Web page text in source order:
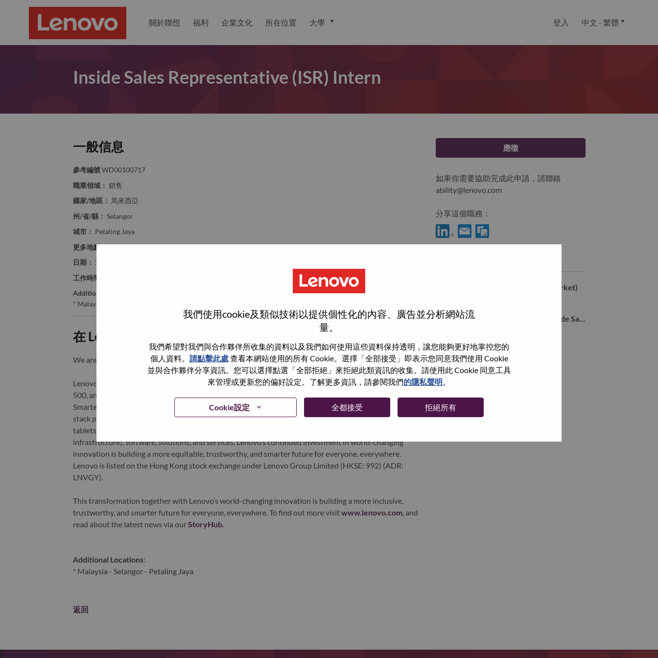
我們使用cookie及類似技術以提供個性化的內容、廣告並分析網站流
量。
我們希望對我們與合作夥伴所收集的資料以及我們如何使用這些資料保持透明，讓您能夠更好地掌控您的
個人資料。 請點擊此處查看本網站使用的所有 Cookie。選擇「全部接受」即表示您同意我們使用 Cookie
並與合作夥伴分享資訊。您可以選擇點選「全部拒絕」來拒絕此類資訊的收集。請使用此 Cookie 同意工具
來管理或更新您的偏好設定。了解更多資訊，請參閱我們的隱私聲明。
Cookie設定 全都接受 拒絕所有
關於聯想 福利 企業文化 所在位置 大學 登入 中文 - 繁體
Inside Sales Representative (ISR) Intern
一般信息
參考編號 WD00100717
職業領域： 銷售
國家/地區： 馬來西亞
州/省/縣： Selangor
城市： Petaling Jaya
更多地點：Malaysia
日期： 週四, 七月 9, 2026
工作時間：
Additional Locations
* Malaysia - Selangor - Petaling Jaya
在 Lenovo 工作的好處
We are Lenovo. We do what we say. We own what we do. We WOW our customers.
Lenovo is a US$83 billion revenue global technology powerhouse, ranked #153 in the Fortune Global
500, and serving millions of customers every day in 180 markets. Focused on a bold vision to deliver
Smarter Technology for All, Lenovo has built on its success as the world’s largest PC company with a full-
stack portfolio of AI-enabled, AI-ready, and AI-optimized devices (PCs, workstations, smartphones,
tablets), infrastructure (server, storage, edge, high performance computing and software defined
infrastructure), software, solutions, and services. Lenovo’s continued investment in world-changing
innovation is building a more equitable, trustworthy, and smarter future for everyone, everywhere.
Lenovo is listed on the Hong Kong stock exchange under Lenovo Group Limited (HKSE: 992) (ADR:
LNVGY).
This transformation together with Lenovo’s world-changing innovation is building a more inclusive,
trustworthy, and smarter future for everyone, everywhere. To find out more visitwww.lenovo.com, and
read about the latest news via our StoryHub.
Additional Locations:
* Malaysia - Selangor - Petaling Jaya
返回
應徵
如果你需要協助完成此申請，請聯絡
ability@lenovo.com
分享這個職務：
使用 LinkedIn 分享 Inside Sales Representative (ISR) Intern
透過電子郵件分享 Inside Sales Representative (ISR) Intern
Inside Sales Representative (HK Market)
Evergreen Career Opportunity: Inside Sales Representative (Cantonese Speaker)
Malaysia Consumer 4P Manager
Petaling Jaya, Selangor, 馬來西亞,
瀏覽全部